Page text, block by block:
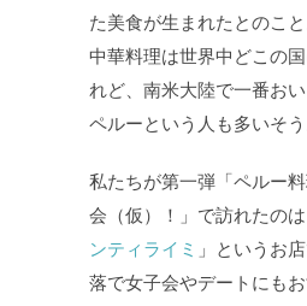
た美食が生まれたとのこと
中華料理は世界中どこの
れど、南米大陸で一番おい
ペルーという人も多いそう
私たちが第一弾「ペルー
会（仮）！」で訪れたの
ンティライミ 」というお
落で女子会やデートにもお